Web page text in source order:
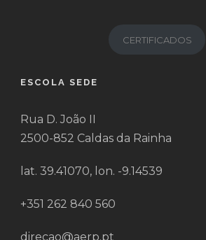
CERTIFICADOS
ESCOLA SEDE
Rua D. João II
2500-852 Caldas da Rainha
lat. 39.41070, lon. -9.14539
+351 262 840 560
direcao@aerp.pt